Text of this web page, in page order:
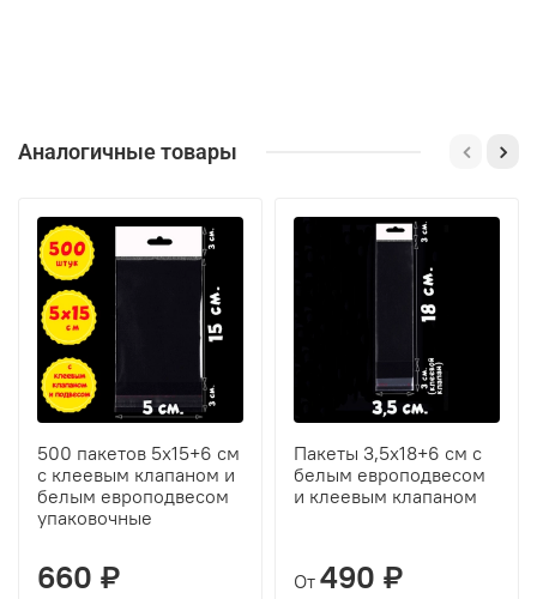
Аналогичные товары
500 пакетов 5х15+6 см
с клеевым клапаном и
белым европодвесом
упаковочные
660 ₽
Пакеты 3,5х18+6 см с
белым европодвесом
и клеевым клапаном
От 490 ₽